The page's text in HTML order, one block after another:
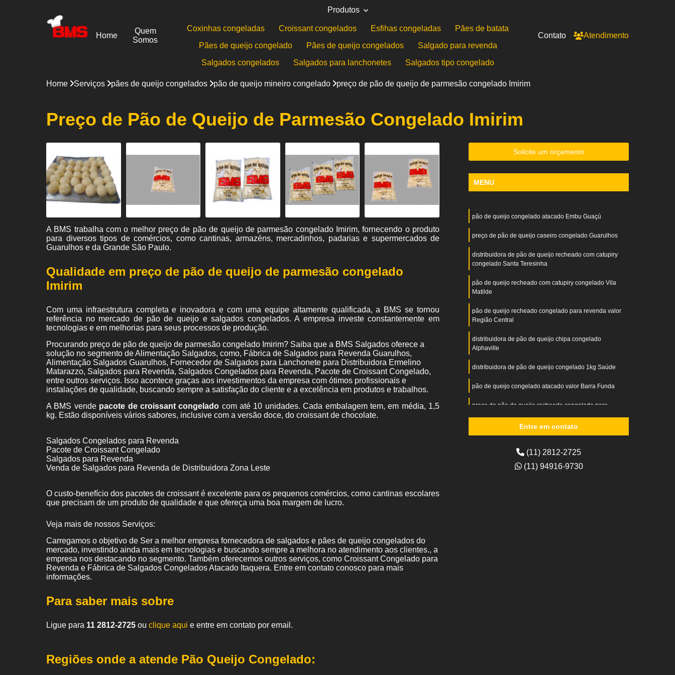
Home
Quem
Somos
Produtos
Coxinhas congeladas Croissant congelados Esfihas congeladas
Pães de batata
Pães de queijo congelado
Pães de queijo congelados
Salgado para revenda
Salgados congelados
Salgados para lanchonetes Salgados tipo congelado
Contato Atendimento
Home Serviços pães de queijo congelados pão de queijo mineiro congelado preço de pão de queijo de parmesão congelado Imirim
Preço de Pão de Queijo de Parmesão Congelado Imirim
A BMS trabalha com o melhor preço de pão de queijo de parmesão congelado Imirim, fornecendo o produto
para diversos tipos de comércios, como cantinas, armazéns, mercadinhos, padarias e supermercados de
Guarulhos e da Grande São Paulo.
Qualidade em preço de pão de queijo de parmesão congelado
Imirim
Com uma infraestrutura completa e inovadora e com uma equipe altamente qualificada, a BMS se tornou
referência no mercado de pão de queijo e salgados congelados. A empresa investe constantemente em
tecnologias e em melhorias para seus processos de produção.
Procurando preço de pão de queijo de parmesão congelado Imirim? Saiba que a BMS Salgados oferece a
solução no segmento de Alimentação Salgados, como, Fábrica de Salgados para Revenda Guarulhos,
Alimentação Salgados Guarulhos, Fornecedor de Salgados para Lanchonete para Distribuidora Ermelino
Matarazzo, Salgados para Revenda, Salgados Congelados para Revenda, Pacote de Croissant Congelado,
entre outros serviços. Isso acontece graças aos investimentos da empresa com ótimos profissionais e
instalações de qualidade, buscando sempre a satisfação do cliente e a excelência em produtos e trabalhos.
A BMS vende pacote de croissant congelado com até 10 unidades. Cada embalagem tem, em média, 1,5
kg. Estão disponíveis vários sabores, inclusive com a versão doce, do croissant de chocolate.
Salgados Congelados para Revenda
Pacote de Croissant Congelado
Salgados para Revenda
Venda de Salgados para Revenda de Distribuidora Zona Leste
O custo-benefício dos pacotes de croissant é excelente para os pequenos comércios, como cantinas escolares
que precisam de um produto de qualidade e que ofereça uma boa margem de lucro.
Veja mais de nossos Serviços:
Carregamos o objetivo de Ser a melhor empresa fornecedora de salgados e pães de queijo congelados do
mercado, investindo ainda mais em tecnologias e buscando sempre a melhora no atendimento aos clientes., a
empresa nos destacando no segmento. Também oferecemos outros serviços, como Croissant Congelado para
Revenda e Fábrica de Salgados Congelados Atacado Itaquera. Entre em contato conosco para mais
informações.
Para saber mais sobre
Ligue para 11 2812-2725 ou clique aqui e entre em contato por email.
Solicite um orçamento
MENU
pão de queijo congelado atacado Embu Guaçú
preço de pão de queijo caseiro congelado Guarulhos
distribuidora de pão de queijo recheado com catupiry
congelado Santa Teresinha
pão de queijo recheado com catupiry congelado Vila
Matilde
pão de queijo recheado congelado para revenda valor
Região Central
distribuidora de pão de queijo chipa congelado
Alphaville
distribuidora de pão de queijo congelado 1kg Saúde
pão de queijo congelado atacado valor Barra Funda
preço de pão de queijo recheado congelado para
Entre em contato
(11) 2812-2725
(11) 94916-9730
Regiões onde a atende Pão Queijo Congelado: